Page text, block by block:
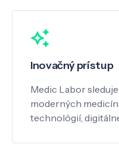
Inovačný prístup
Medic Labor
moderných
technológií,